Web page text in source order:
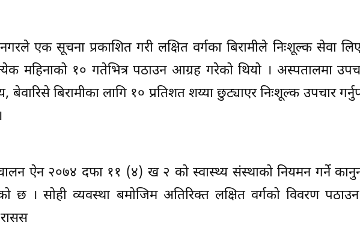
एक सूचना प्रकाशित गरी लक्षित वर्गका बिरामीले निःशूल्क सेवा
महिनाको १० गतेभित्र पठाउन आग्रह गरेको थियो । अस्पतालमा
बिरामीका लागि १० प्रतिशत शय्या छुट्याएर निःशूल्क उपचार
ऐन २०७४ दफा ११ (४) ख २ को स्वास्थ्य संस्थाको नियमन गर्ने
छ । सोही व्यवस्था बमोजिम अतिरिक्त लक्षित वर्गको विवरण